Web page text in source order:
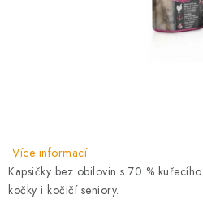
HODNOCENÍ OBCHODU
DOPRAVA PO OSTRAVĚ,
Více informací
Kapsičky bez obilovin s 70 %
kočky i kočičí seniory.